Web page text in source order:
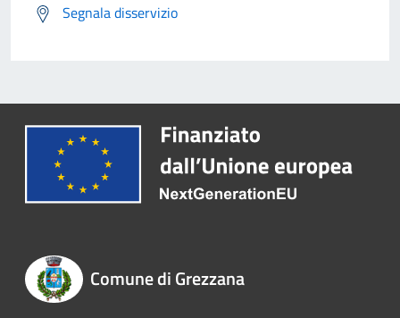
Segnala disservizio
Comune di Grezzana